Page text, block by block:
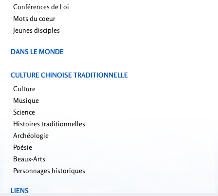
Conférences de Loi
Mots du coeur
Jeunes disciples
DANS LE MONDE
CULTURE CHINOISE TRADITIONNELLE
Culture
Musique
Science
Histoires traditionnelles
Archéologie
Poésie
Beaux-Arts
Personnages historiques
LIENS